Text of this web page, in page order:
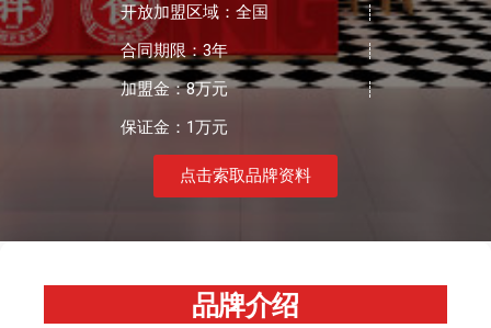
开放加盟区域：全国
合同期限：3年
加盟金：8万元
保证金：1万元
点击索取品牌资料
品牌介绍